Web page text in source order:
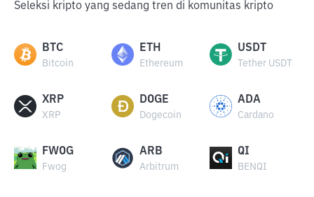
Seleksi kripto yang sedang tren di komunitas kripto
BTC
Bitcoin
ETH
Ethereum
USDT
Tether USDT
XRP
XRP
DOGE
Dogecoin
ADA
Cardano
FWOG
Fwog
ARB
Arbitrum
QI
BENQI